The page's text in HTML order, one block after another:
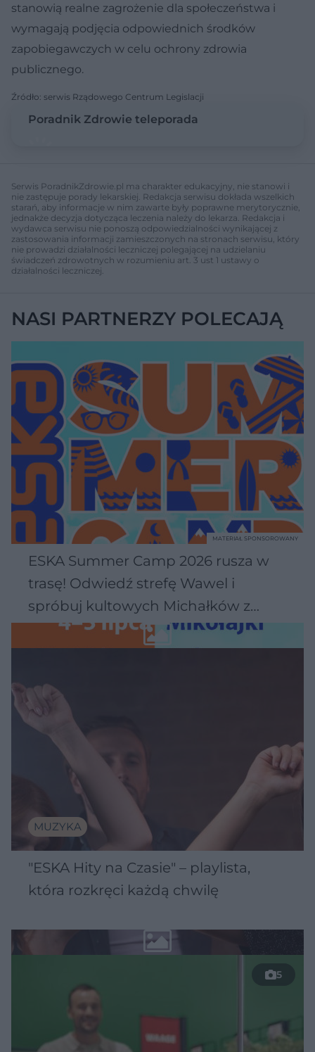
stanowią realne zagrożenie dla społeczeństwa i
wymagają podjęcia odpowiednich środków
zapobiegawczych w celu ochrony zdrowia
publicznego.
Źródło: serwis Rządowego Centrum Legislacji
Poradnik Zdrowie teleporada
Serwis PoradnikZdrowie.pl ma charakter edukacyjny, nie stanowi i
nie zastępuje porady lekarskiej. Redakcja serwisu dokłada wszelkich
starań, aby informacje w nim zawarte były poprawne merytorycznie,
jednakże decyzja dotycząca leczenia należy do lekarza. Redakcja i
wydawca serwisu nie ponoszą odpowiedzialności wynikającej z
zastosowania informacji zamieszczonych na stronach serwisu, który
nie prowadzi działalności leczniczej polegającej na udzielaniu
świadczeń zdrowotnych w rozumieniu art. 3 ust 1 ustawy o
działalności leczniczej.
NASI PARTNERZY POLECAJĄ
ESKA Summer Camp 2026 rusza w
trasę! Odwiedź strefę Wawel i
spróbuj kultowych Michałków z
Wawelu
MATERIAŁ SPONSOROWANY
MUZYKA
"ESKA Hity na Czasie" – playlista,
która rozkręci każdą chwilę
5